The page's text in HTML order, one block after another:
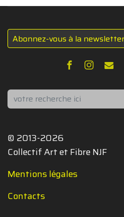
Abonnez-vous à la
Rechercher
© 2013-2026
Collectif Art et Fibre NJF
Mentions légales
Contacts